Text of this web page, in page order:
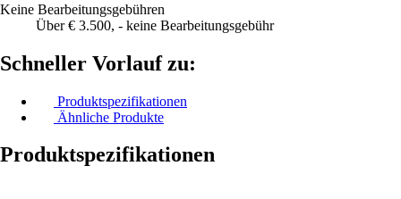
Keine Bearbeitungsgebühren
Über € 3.500, - keine Bearbeitungsgebühr
Schneller Vorlauf zu:
Produktspezifikationen
Ähnliche Produkte
Produktspezifikationen